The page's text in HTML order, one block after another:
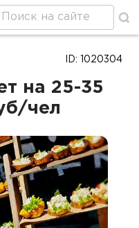
в Краснодаре
на 25-35
чел
ID: 1020304